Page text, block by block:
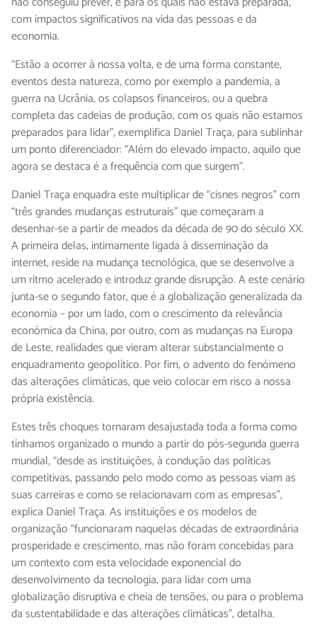
com impactos significativos na vida das pessoas e da
economia.
“Estão a ocorrer à nossa volta, e de uma forma constante,
eventos desta natureza, como por exemplo a pandemia, a
guerra na Ucrânia, os colapsos financeiros, ou a quebra
completa das cadeias de produção, com os quais não estamos
preparados para lidar”, exemplifica Daniel Traça, para sublinhar
um ponto diferenciador: “Além do elevado impacto, aquilo que
agora se destaca é a frequência com que surgem”.
Daniel Traça enquadra este multiplicar de “cisnes negros” com
“três grandes mudanças estruturais” que começaram a
desenhar-se a partir de meados da década de 90 do século XX.
A primeira delas, intimamente ligada à disseminação da
internet, reside na mudança tecnológica, que se desenvolve a
um ritmo acelerado e introduz grande disrupção. A este cenário
junta-se o segundo fator, que é a globalização generalizada da
economia – por um lado, com o crescimento da relevância
económica da China, por outro, com as mudanças na Europa
de Leste, realidades que vieram alterar substancialmente o
enquadramento geopolítico. Por fim, o advento do fenómeno
das alterações climáticas, que veio colocar em risco a nossa
própria existência.
Estes três choques tornaram desajustada toda a forma como
tínhamos organizado o mundo a partir do pós-segunda guerra
mundial, “desde as instituições, à condução das políticas
competitivas, passando pelo modo como as pessoas viam as
suas carreiras e como se relacionavam com as empresas”,
explica Daniel Traça. As instituições e os modelos de
organização “funcionaram naquelas décadas de extraordinária
prosperidade e crescimento, mas não foram concebidas para
um contexto com esta velocidade exponencial do
desenvolvimento da tecnologia, para lidar com uma
globalização disruptiva e cheia de tensões, ou para o problema
da sustentabilidade e das alterações climáticas”, detalha.